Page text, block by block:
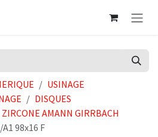
USINAGE
DISQUES
ZIRCONE AMANN GIRRBACH
98x16 F